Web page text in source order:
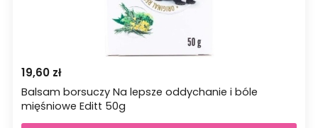
19,60 zł
Balsam borsuczy Na lepsze oddychanie i bóle
mięśniowe Editt 50g